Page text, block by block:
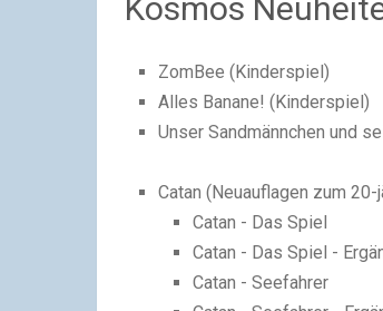
Kosmos
ZomBee (Kinderspiel)
Alles Banane! (Kinderspiel)
Unser Sandmännchen und
Catan (Neuauflagen zum
Catan - Das Spiel
Catan - Das Spiel -
Catan - Seefahrer